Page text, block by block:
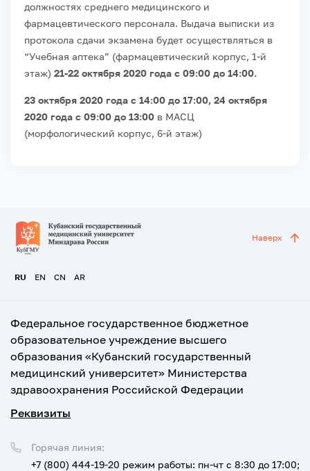
должностях среднего медицинского и
фармацевтического персонала. Выдача выписки из
протокола сдачи экзамена будет осуществляться в
“Учебная аптека” (фармацевтический корпус, 1-й
этаж) 21-22 октября 2020 года с 09:00 до 14:00.
23 октября 2020 года с 14:00 до 17:00, 24 октября
2020 года с 09:00 до 13:00 в МАСЦ
(морфологический корпус, 6-й этаж)
RU EN CN AR
Наверх
Федеральное государственное бюджетное
образовательное учреждение высшего
образования «Кубанский государственный
медицинский университет» Министерства
здравоохранения Российской Федерации
Реквизиты
Горячая линия:
+7 (800) 444-19-20 режим работы: пн-чт с 8:30 до 17:00;